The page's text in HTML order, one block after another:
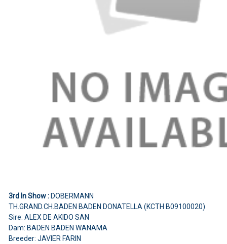
3rd In Show :DOBERMANN
TH.GRAND.CH.BADEN BADEN DONATELLA (KCTH B09100020)
Sire: ALEX DE AKIDO SAN
Dam: BADEN BADEN WANAMA
Breeder: JAVIER FARIN